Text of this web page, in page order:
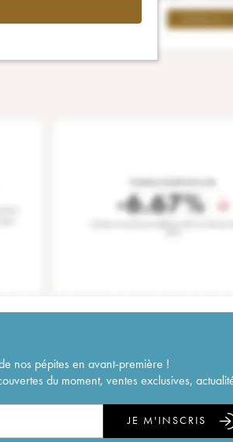
nos pépites en avant-première !
du moment, ventes exclusives,
JE M'INSCRIS